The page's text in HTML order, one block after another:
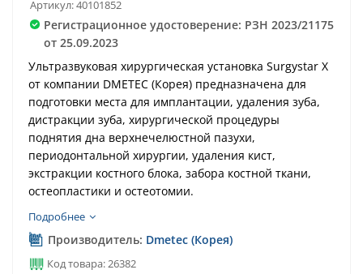
Артикул:40101852
Регистрационное удостоверение: РЗН 2023/21175
от 25.09.2023
Ультразвуковая хирургическая установка Surgystar X
от компании DMETEC (Корея) предназначена для
подготовки места для имплантации, удаления зуба,
дистракции зуба, хирургической процедуры
поднятия дна верхнечелюстной пазухи,
периодонтальной хирургии, удаления кист,
экстракции костного блока, забора костной ткани,
остеопластики и остеотомии.
Подробнее
Производитель: Dmetec (Корея)
Код товара: 26382